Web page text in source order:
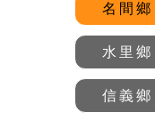
名間鄉
水里鄉
信義鄉